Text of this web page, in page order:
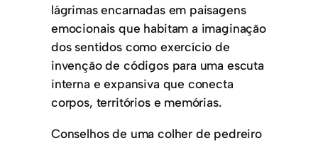
lágrimas encarnadas em paisagens
emocionais que habitam a imaginação
dos sentidos como exercício de
invenção de códigos para uma escuta
interna e expansiva que conecta
corpos, territórios e memórias.
Conselhos de uma colher de pedreiro